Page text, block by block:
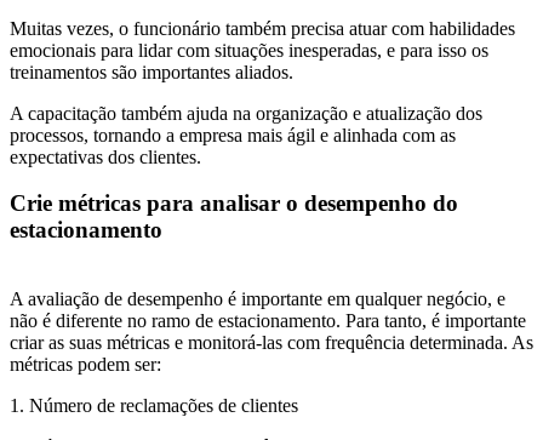
Muitas vezes, o funcionário também precisa atuar com habilidades
emocionais para lidar com situações inesperadas, e para isso os
treinamentos são importantes aliados.
A capacitação também ajuda na organização e atualização dos
processos, tornando a empresa mais ágil e alinhada com as
expectativas dos clientes.
Crie métricas para analisar o desempenho do
estacionamento
A avaliação de desempenho é importante em qualquer negócio, e
não é diferente no ramo de estacionamento. Para tanto, é importante
criar as suas métricas e monitorá-las com frequência determinada. As
métricas podem ser:
1. Número de reclamações de clientes